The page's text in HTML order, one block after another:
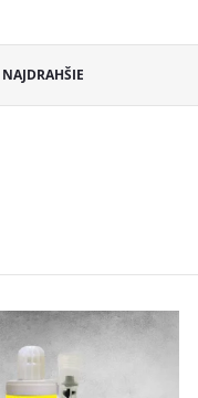
NAJDRAHŠIE